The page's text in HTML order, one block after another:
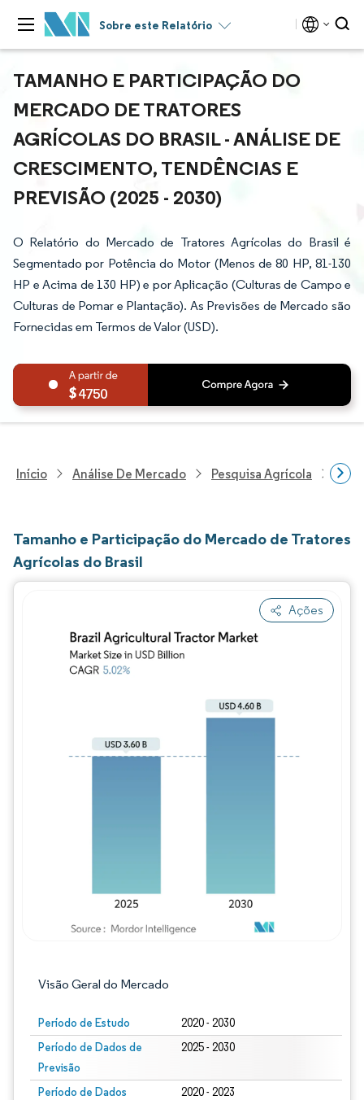
Sobre este Relatório
TAMANHO E PARTICIPAÇÃO DO
MERCADO DE TRATORES
AGRÍCOLAS DO BRASIL - ANÁLISE DE
CRESCIMENTO, TENDÊNCIAS E
PREVISÃO (2025 - 2030)
O Relatório do Mercado de Tratores Agrícolas do Brasil é
Segmentado por Potência do Motor (Menos de 80 HP, 81-130
HP e Acima de 130 HP) e por Aplicação (Culturas de Campo e
Culturas de Pomar e Plantação). As Previsões de Mercado são
Fornecidas em Termos de Valor (USD).
4750
Início Análise De Mercado Pesquisa Agrícola
Tamanho e Participação do Mercado de Tratores
Agrícolas do Brasil
Ações
Visão Geral do Mercado
Período de Estudo 2020 - 2030
Período de Dados de
Previsão
2025 - 2030
Período de Dados
2020 - 2023